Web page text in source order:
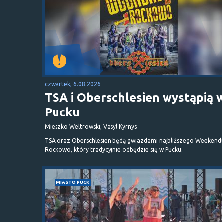
czwartek, 6.08.2026
TSA i Oberschlesien wystąpią
Pucku
Mieszko Weltrowski, Vasyl Kyrnys
TSA oraz Oberschlesien będą gwiazdami najbliższego
Rockowo, który tradycyjnie odbędzie się w Pucku.
MIASTO PUCK